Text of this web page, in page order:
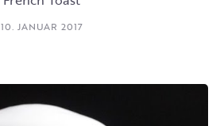
10. JANUAR 2017